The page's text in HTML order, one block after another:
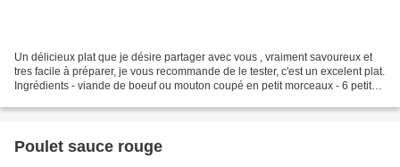
Un délicieux plat que je désire partager avec vous , vraiment savoureux et
tres facile à préparer, je vous recommande de le tester, c'est un excelent plat.
Ingrédients - viande de boeuf ou mouton coupé en petit morceaux - 6 petits
Poulet sauce rouge